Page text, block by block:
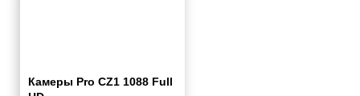
Камеры Pro CZ1 1088 Full